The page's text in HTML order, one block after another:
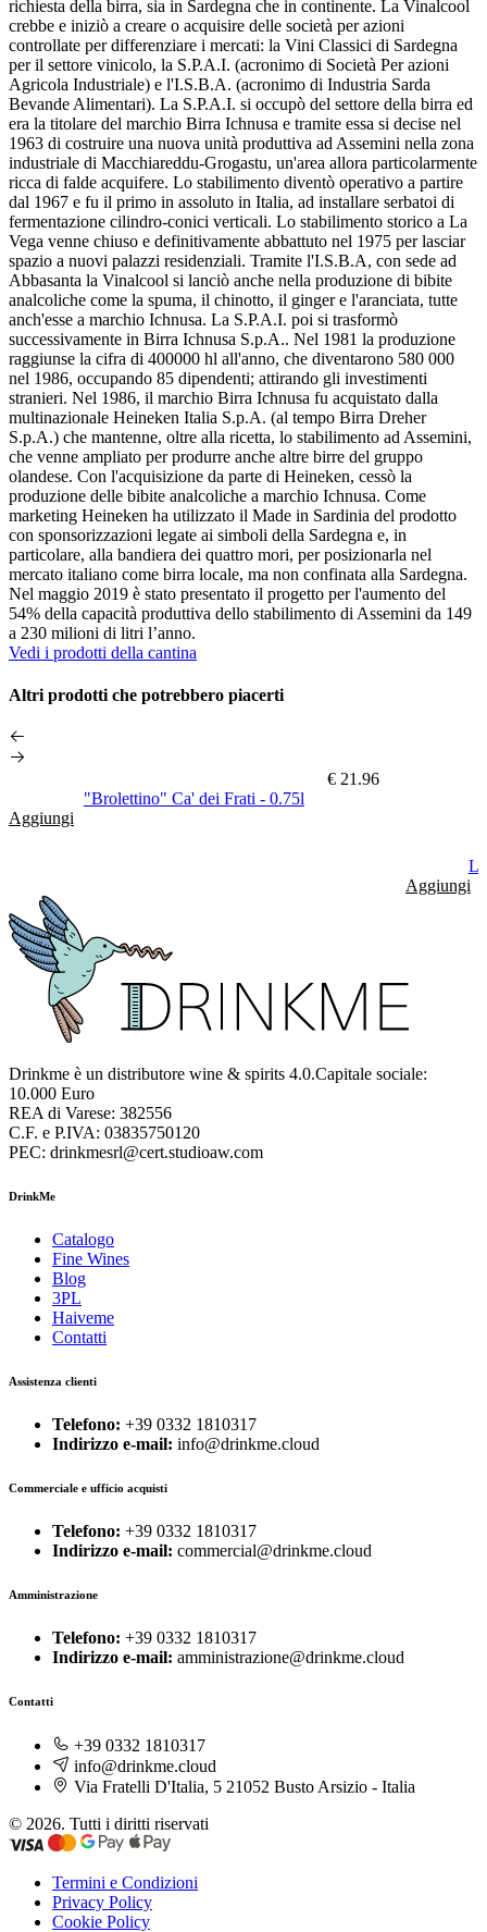
richiesta della birra, sia in Sardegna che in continente. La Vinalcool
crebbe e iniziò a creare o acquisire delle società per azioni
controllate per differenziare i mercati: la Vini Classici di Sardegna
per il settore vinicolo, la S.P.A.I. (acronimo di Società Per azioni
Agricola Industriale) e l'I.S.B.A. (acronimo di Industria Sarda
Bevande Alimentari). La S.P.A.I. si occupò del settore della birra ed
era la titolare del marchio Birra Ichnusa e tramite essa si decise nel
1963 di costruire una nuova unità produttiva ad Assemini nella zona
industriale di Macchiareddu-Grogastu, un'area allora particolarmente
ricca di falde acquifere. Lo stabilimento diventò operativo a partire
dal 1967 e fu il primo in assoluto in Italia, ad installare serbatoi di
fermentazione cilindro-conici verticali. Lo stabilimento storico a La
Vega venne chiuso e definitivamente abbattuto nel 1975 per lasciar
spazio a nuovi palazzi residenziali. Tramite l'I.S.B.A, con sede ad
Abbasanta la Vinalcool si lanciò anche nella produzione di bibite
analcoliche come la spuma, il chinotto, il ginger e l'aranciata, tutte
anch'esse a marchio Ichnusa. La S.P.A.I. poi si trasformò
successivamente in Birra Ichnusa S.p.A.. Nel 1981 la produzione
raggiunse la cifra di 400000 hl all'anno, che diventarono 580 000
nel 1986, occupando 85 dipendenti; attirando gli investimenti
stranieri. Nel 1986, il marchio Birra Ichnusa fu acquistato dalla
multinazionale Heineken Italia S.p.A. (al tempo Birra Dreher
S.p.A.) che mantenne, oltre alla ricetta, lo stabilimento ad Assemini,
che venne ampliato per produrre anche altre birre del gruppo
olandese. Con l'acquisizione da parte di Heineken, cessò la
produzione delle bibite analcoliche a marchio Ichnusa. Come
marketing Heineken ha utilizzato il Made in Sardinia del prodotto
con sponsorizzazioni legate ai simboli della Sardegna e, in
particolare, alla bandiera dei quattro mori, per posizionarla nel
mercato italiano come birra locale, ma non confinata alla Sardegna.
Nel maggio 2019 è stato presentato il progetto per l'aumento del
54% della capacità produttiva dello stabilimento di Assemini da 149
a 230 milioni di litri l’anno.
Vedi i prodotti della cantina
Altri prodotti che potrebbero piacerti
€ 21.96
"Brolettino" Ca' dei Frati - 0.75l
Aggiungi
Aggiungi
Drinkme è un distributore wine & spirits 4.0.Capitale sociale:
10.000 Euro
REA di Varese: 382556
C.F. e P.IVA: 03835750120
PEC: drinkmesrl@cert.studioaw.com
DrinkMe
Catalogo
Fine Wines
Blog
3PL
Haiveme
Contatti
Assistenza clienti
Telefono: +39 0332 1810317
Indirizzo e-mail: info@drinkme.cloud
Commerciale e ufficio acquisti
Telefono: +39 0332 1810317
Indirizzo e-mail: commercial@drinkme.cloud
Amministrazione
Telefono: +39 0332 1810317
Indirizzo e-mail: amministrazione@drinkme.cloud
Contatti
+39 0332 1810317
info@drinkme.cloud
Via Fratelli D'Italia, 5 21052 Busto Arsizio - Italia
© 2026. Tutti i diritti riservati
Termini e Condizioni
Privacy Policy
Cookie Policy